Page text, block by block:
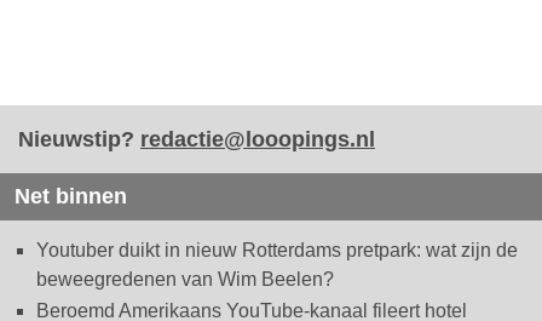
Nieuwstip? redactie@looopings.nl
Net binnen
Youtuber duikt in nieuw Rotterdams pretpark: wat zijn de
beweegredenen van Wim Beelen?
Beroemd Amerikaans YouTube-kanaal fileert hotel